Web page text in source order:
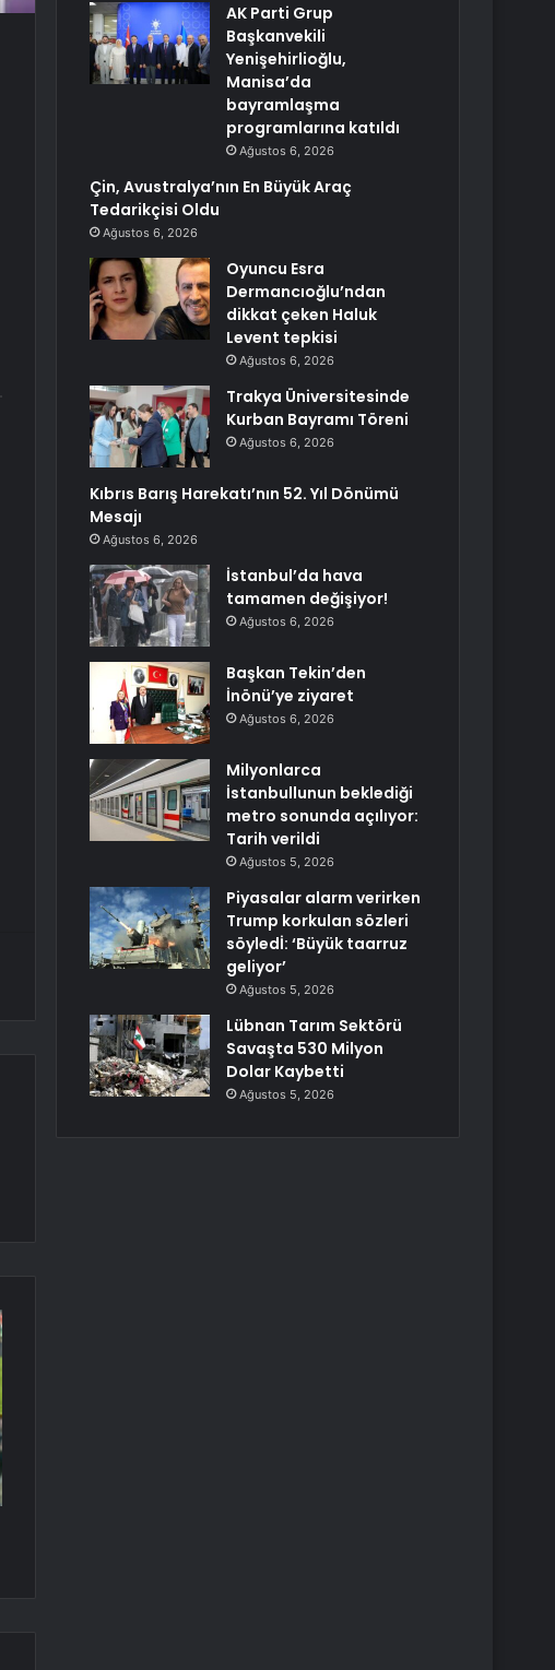
AK Parti Grup
Başkanvekili
Yenişehirlioğlu,
Manisa’da
bayramlaşma
programlarına katıldı
Ağustos 6, 2026
Çin, Avustralya’nın En Büyük Araç
Tedarikçisi Oldu
Ağustos 6, 2026
Oyuncu Esra
Dermancıoğlu’ndan
dikkat çeken Haluk
Levent tepkisi
Ağustos 6, 2026
Trakya Üniversitesinde
Kurban Bayramı Töreni
Ağustos 6, 2026
Kıbrıs Barış Harekatı’nın 52. Yıl Dönümü
Mesajı
Ağustos 6, 2026
İstanbul’da hava
tamamen değişiyor!
Ağustos 6, 2026
Başkan Tekin’den
İnönü’ye ziyaret
Ağustos 6, 2026
Milyonlarca
İstanbullunun beklediği
metro sonunda açılıyor:
Tarih verildi
Ağustos 5, 2026
Piyasalar alarm verirken
Trump korkulan sözleri
söyledİ: ‘Büyük taarruz
geliyor’
Ağustos 5, 2026
Lübnan Tarım Sektörü
Savaşta 530 Milyon
Dolar Kaybetti
Ağustos 5, 2026